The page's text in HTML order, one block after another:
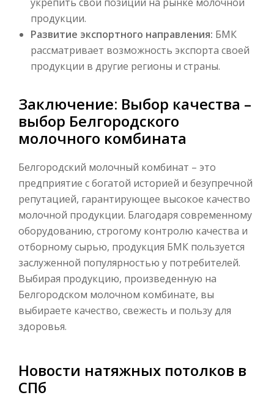
продукции.
Развитие экспортного направления: БМК
рассматривает возможность экспорта своей
продукции в другие регионы и страны.
Заключение: Выбор качества –
выбор Белгородского
молочного комбината
Белгородский молочный комбинат – это
предприятие с богатой историей и безупречной
репутацией, гарантирующее высокое качество
молочной продукции. Благодаря современному
оборудованию, строгому контролю качества и
отборному сырью, продукция БМК пользуется
заслуженной популярностью у потребителей.
Выбирая продукцию, произведенную на
Белгородском молочном комбинате, вы
выбираете качество, свежесть и пользу для
здоровья.
Новости натяжных потолков в
СПб